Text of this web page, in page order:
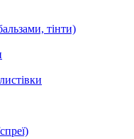
тінти)